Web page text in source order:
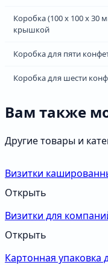
Коробка (100 х 100 х 30
крышкой
Коробка для пяти
Коробка для шести
Вам также
Другие товары и
Визитки
Открыть
Визитки для
Открыть
Картонная упаковка